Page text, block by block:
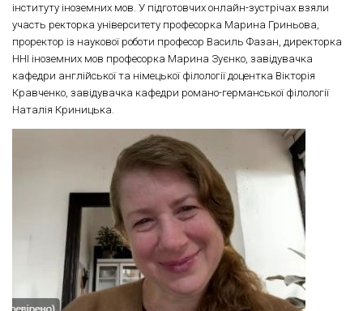
інституту іноземних мов. У підготовчих онлайн-зустрічах взяли
участь ректорка університету професорка Марина Гриньова,
проректор із наукової роботи професор Василь Фазан, директорка
ННІ іноземних мов професорка Марина Зуєнко, завідувачка
кафедри англійської та німецької філології доцентка Вікторія
Кравченко, завідувачка кафедри романо-германської філології
Наталія Криницька.